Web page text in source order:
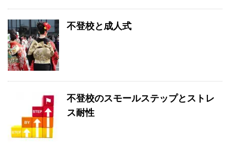
不登校と成人式
不登校のスモールステップとストレ
ス耐性